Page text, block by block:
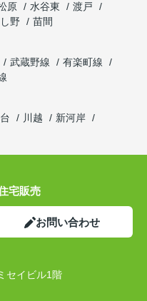
原 水谷東
渡戸
野
苗間
武蔵野線
有楽町線
川越
新河岸
宅販売
お問い合わせ
セイビル1階